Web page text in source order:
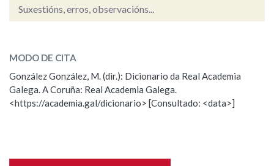
BUSCAR NO CONTIDO
Nas definicións
Suxestións, erros, observacións...
Observación
Nome
MODO DE CITA
González González, M. (dir.): Dicionario da Real Academia
Galega. A Coruña: Real Academia Galega.
<https://academia.gal/dicionario> [Consultado: <data>]